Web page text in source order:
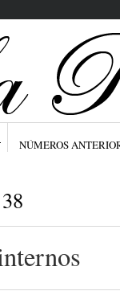
NÚMEROS